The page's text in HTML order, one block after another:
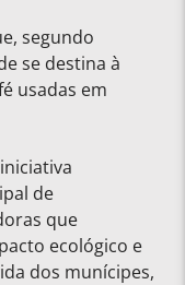
segundo
se destina à
usadas em
de
que
ecológico e
dos munícipes,